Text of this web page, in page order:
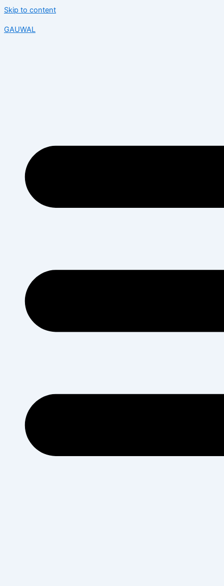
Skip to content
GAUWAL